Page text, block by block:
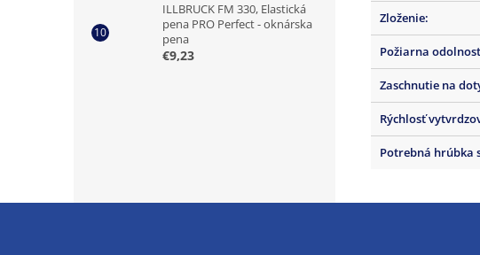
ILLBRUCK FM 330, Elastická
pena PRO Perfect - oknárska
pena
€9,23
Zloženie:
Požiarna odolnosť
Zaschnutie na
Rýchlosť
Potrebná hrúbka